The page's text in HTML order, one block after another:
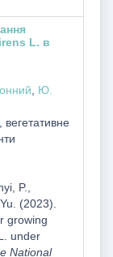
L. в
Ю.
P.,
(2023).
growing
under
National